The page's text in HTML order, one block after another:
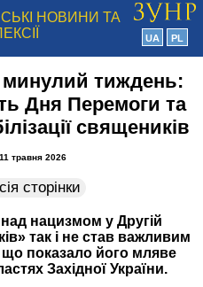
НОВИНИ ТА
UA PL
минулий тиждень:
Дня Перемоги та
священиків
11 травня 2026
сторінки
нацизмом у Другій
так і не став важливим
показало його мляве
Західної України.